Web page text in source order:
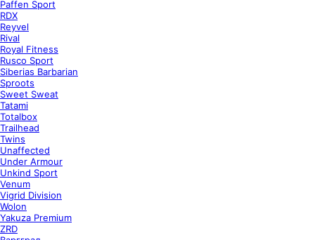
Paffen Sport
RDX
Reyvel
Rival
Royal Fitness
Rusco Sport
Siberias Barbarian
Sproots
Sweet Sweat
Tatami
Totalbox
Trailhead
Twins
Unaffected
Under Armour
Unkind Sport
Venum
Vigrid Division
Wolon
Yakuza Premium
ZRD